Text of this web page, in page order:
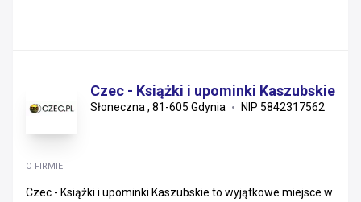
Czec - Książki i upominki Kaszubskie
Słoneczna , 81-605 Gdynia NIP 5842317562
O FIRMIE
Czec - Książki i upominki Kaszubskie to wyjątkowe miejsce w